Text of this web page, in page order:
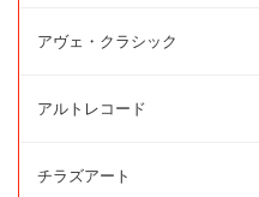
アヴェ・クラシック
アルトレコード
チラズアート